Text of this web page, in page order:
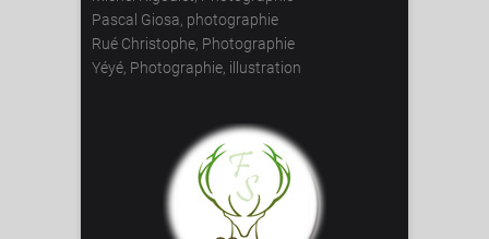
Pascal Giosa, photographie
Rué Christophe, Photographie
Yéyé, Photographie, illustration